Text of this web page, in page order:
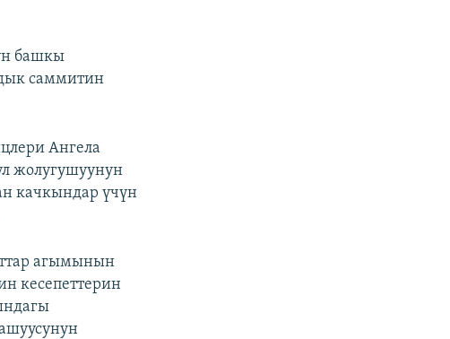
башкы
саммитин
Ангела
жолугушуунун
качкындар үчүн
агымынын
кесепеттерин